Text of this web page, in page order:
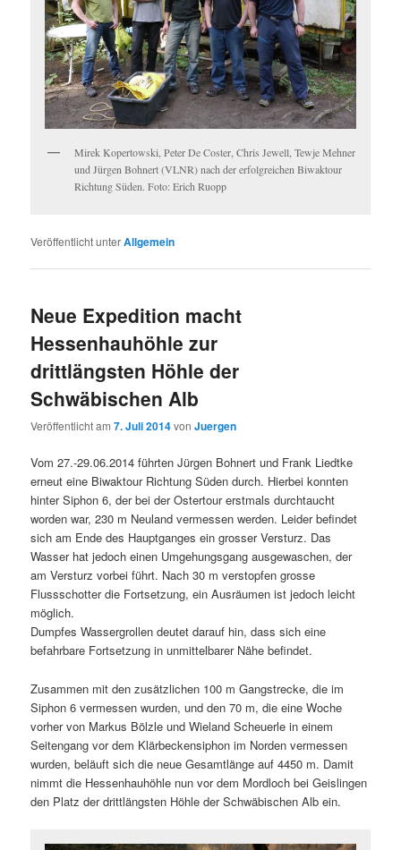
Mirek Kopertowski, Peter De Coster, Chris Jewell, Tewje Mehner
und Jürgen Bohnert (VLNR) nach der erfolgreichen Biwaktour
Richtung Süden. Foto: Erich Ruopp
Veröffentlicht unterAllgemein
Neue Expedition macht
Hessenhauhöhle zur
drittlängsten Höhle der
Schwäbischen Alb
Veröffentlicht am7. Juli 2014vonJuergen
Vom 27.-29.06.2014 führten Jürgen Bohnert und Frank Liedtke
erneut eine Biwaktour Richtung Süden durch. Hierbei konnten
hinter Siphon 6, der bei der Ostertour erstmals durchtaucht
worden war, 230 m Neuland vermessen werden. Leider befindet
sich am Ende des Hauptganges ein grosser Versturz. Das
Wasser hat jedoch einen Umgehungsgang ausgewaschen, der
am Versturz vorbei führt. Nach 30 m verstopfen grosse
Flussschotter die Fortsetzung, ein Ausräumen ist jedoch leicht
möglich.
Dumpfes Wassergrollen deutet darauf hin, dass sich eine
befahrbare Fortsetzung in unmittelbarer Nähe befindet.
Zusammen mit den zusätzlichen 100 m Gangstrecke, die im
Siphon 6 vermessen wurden, und den 70 m, die eine Woche
vorher von Markus Bölzle und Wieland Scheuerle in einem
Seitengang vor dem Klärbeckensiphon im Norden vermessen
wurden, beläuft sich die neue Gesamtlänge auf 4450 m. Damit
nimmt die Hessenhauhöhle nun vor dem Mordloch bei Geislingen
den Platz der drittlängsten Höhle der Schwäbischen Alb ein.